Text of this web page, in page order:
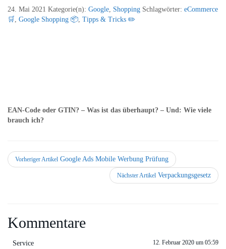
24. Mai 2021 Kategorie(n): Google Shopping Schlagwörter: eCommerce
🛒 Google Shopping 📦 Tipps & Tricks ✏️
EAN-Code oder GTIN? – Was ist das überhaupt? – Und: Wie viele
brauch ich?
Vorheriger Artikel Google Ads Mobile Werbung Prüfung
Nächster Artikel Verpackungsgesetz
Kommentare
Service 12. Februar 2020 um 05:59